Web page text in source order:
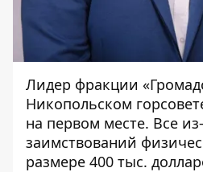
Лидер фракции
Никопольском
на первом месте. Все
заимствований
размере 400 тыс.